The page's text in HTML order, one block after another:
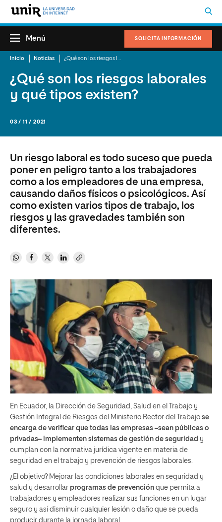
SOLICITA INFORMACIÓN
Menú
Inicio Noticias
¿Qué son los riesgos laborales
y qué tipos existen?
03 / 11 / 2021
Un riesgo laboral es todo suceso que pueda
poner en peligro tanto a los trabajadores
como a los empleadores de una empresa,
causando daños físicos o psicológicos. Así
como existen varios tipos de trabajo, los
riesgos y las gravedades también son
diferentes.
En Ecuador, la Dirección de Seguridad, Salud en el Trabajo y
Gestión Integral de Riesgos del Ministerio Rector del Trabajo se
encarga de verificar que todas las empresas –sean públicas o
privadas– implementen sistemas de gestión de seguridad y
cumplan con la normativa jurídica vigente en materia de
seguridad en el trabajo y prevención de riesgos laborales.
¿El objetivo? Mejorar las condiciones laborales en seguridad y
salud y desarrollar programas de prevención que permita a
trabajadores y empleadores realizar sus funciones en un lugar
seguro y así disminuir cualquier lesión o daño que se pueda
producir durante la jornada laboral.